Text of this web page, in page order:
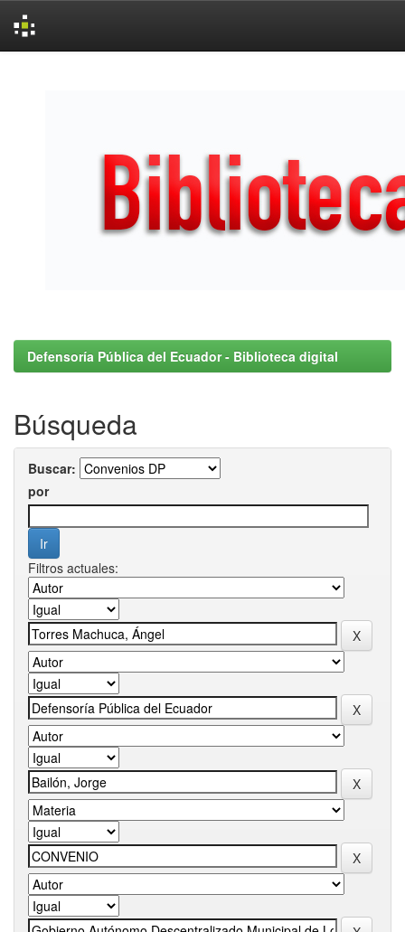
Defensoría Pública del Ecuador - Biblioteca digital
Búsqueda
Buscar:
por
Filtros actuales: